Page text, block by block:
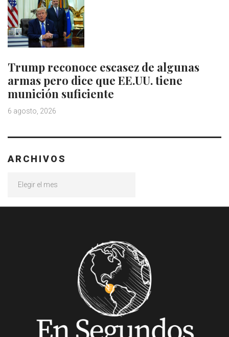
Trump reconoce escasez de algunas
armas pero dice que EE.UU. tiene
munición suficiente
6 agosto, 2026
ARCHIVOS